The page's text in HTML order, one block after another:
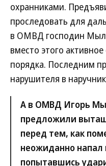
охранниками.
проследовать для
в ОМВД господин
вместо этого
порядка. Последним
нарушителя в
А в ОМВД Игорь
предложили
перед тем, как
неожиданно напал
попытавшись